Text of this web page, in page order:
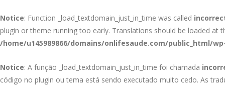
Notice: Function _load_textdomain_just_in_time was called
plugin or theme running too early. Translations should be loaded at
/home/u145989866/domains/onlifesaude.com/public_html/
Notice: A função _load_textdomain_just_in_time foi chamada
código no plugin ou tema está sendo executado muito cedo. As